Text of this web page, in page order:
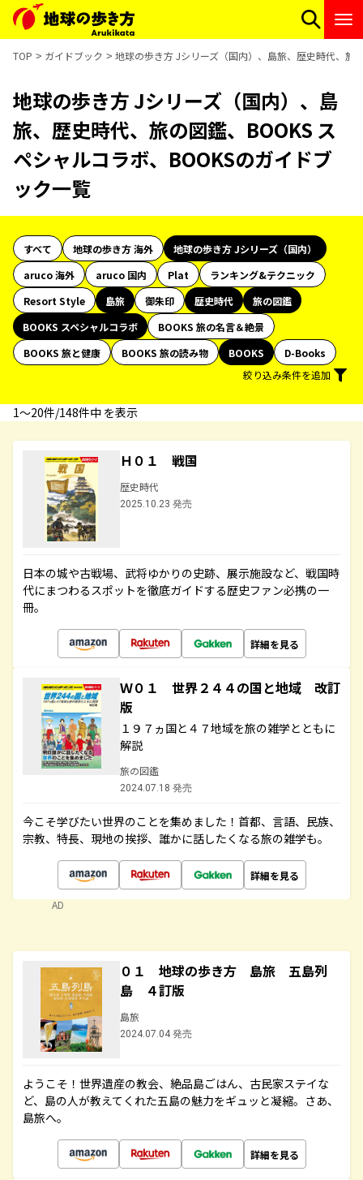
TOP ガイドブック 地球の歩き方 Jシリーズ（国内）、島旅、歴史時代、旅
地球の歩き方 Jシリーズ（国内）、島
旅、歴史時代、旅の図鑑、BOOKS ス
ペシャルコラボ、BOOKSのガイドブ
ック一覧
すべて 地球の歩き方 海外
地球の歩き方 Jシリーズ（国内）
aruco 海外
aruco 国内 Plat
ランキング&テクニック
Resort Style
島旅 御朱印 歴史時代
旅の図鑑
BOOKS スペシャルコラボ
BOOKS 旅の名言＆絶景
BOOKS 旅と健康
BOOKS 旅の読み物 BOOKS
D-Books
絞り込み条件を追加
1〜20件/148件中 を表示
Ｈ０１ 戦国
歴史時代
2025.10.23 発売
日本の城や古戦場、武将ゆかりの史跡、展示施設など、戦国時
代にまつわるスポットを徹底ガイドする歴史ファン必携の一
冊。
詳細を見る
Ｗ０１ 世界２４４の国と地域 改訂
版
１９７ヵ国と４７地域を旅の雑学とともに
解説
旅の図鑑
2024.07.18 発売
今こそ学びたい世界のことを集めました！首都、言語、民族、
宗教、特長、現地の挨拶、誰かに話したくなる旅の雑学も。
詳細を見る
AD
０１ 地球の歩き方 島旅 五島列
島 ４訂版
島旅
2024.07.04 発売
ようこそ！世界遺産の教会、絶品島ごはん、古民家ステイな
ど、島の人が教えてくれた五島の魅力をギュッと凝縮。さあ、
島旅へ。
詳細を見る